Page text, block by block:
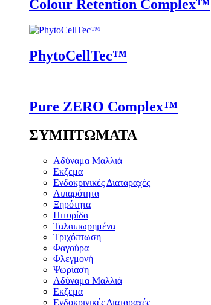
Colour Retention Complex™
PhytoCellTec™
Pure ZERO Complex™
ΣΥΜΠΤΩΜΑΤΑ
Αδύναμα Μαλλιά
Εκζεμα
Ενδοκρινικές Διαταραχές
Λιπαρότητα
Ξηρότητα
Πιτυρίδα
Ταλαιπωρημένα
Τριχόπτωση
Φαγούρα
Φλεγμονή
Ψωρίαση
Αδύναμα Μαλλιά
Εκζεμα
Ενδοκρινικές Διαταραχές